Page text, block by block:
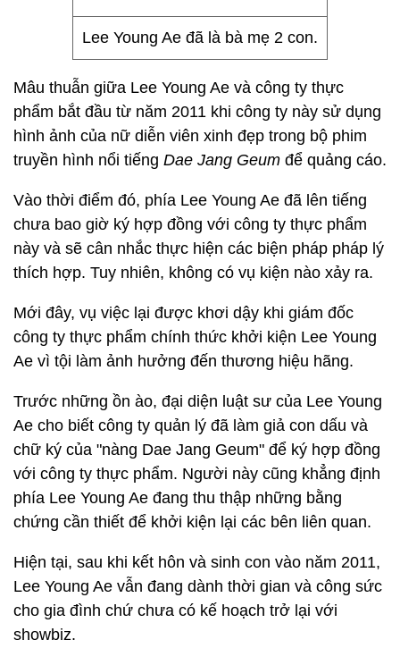
Lee Young Ae đã là bà mẹ 2 con.
Mâu thuẫn giữa Lee Young Ae và công ty thực
phẩm bắt đầu từ năm 2011 khi công ty này sử dụng
hình ảnh của nữ diễn viên xinh đẹp trong bộ phim
truyền hình nổi tiếng Dae Jang Geum để quảng cáo.
Vào thời điểm đó, phía Lee Young Ae đã lên tiếng
chưa bao giờ ký hợp đồng với công ty thực phẩm
này và sẽ cân nhắc thực hiện các biện pháp pháp lý
thích hợp. Tuy nhiên, không có vụ kiện nào xảy ra.
Mới đây, vụ việc lại được khơi dậy khi giám đốc
công ty thực phẩm chính thức khởi kiện Lee Young
Ae vì tội làm ảnh hưởng đến thương hiệu hãng.
Trước những ồn ào, đại diện luật sư của Lee Young
Ae cho biết công ty quản lý đã làm giả con dấu và
chữ ký của "nàng Dae Jang Geum" để ký hợp đồng
với công ty thực phẩm. Người này cũng khẳng định
phía Lee Young Ae đang thu thập những bằng
chứng cần thiết để khởi kiện lại các bên liên quan.
Hiện tại, sau khi kết hôn và sinh con vào năm 2011,
Lee Young Ae vẫn đang dành thời gian và công sức
cho gia đình chứ chưa có kế hoạch trở lại với
showbiz.